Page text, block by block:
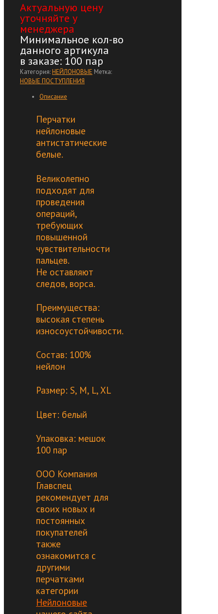
Актуальную цену
уточняйте у
менеджера
Минимальное кол-во
данного артикула
в заказе: 100 пар
Категория:НЕЙЛОНОВЫЕ Метка:
НОВЫЕ ПОСТУПЛЕНИЯ
Описание
Перчатки
нейлоновые
антистатические
белые.
Великолепно
подходят для
проведения
операций,
требующих
повышенной
чувствительности
пальцев.
Не оставляют
следов, ворса.
Преимущества:
высокая степень
износоустойчивости.
Состав: 100%
нейлон
Размер: S, M, L, XL
Цвет: белый
Упаковка: мешок
100 пар
ООО Компания
Главспец
рекомендует для
своих новых и
постоянных
покупателей
также
ознакомится с
другими
перчатками
категории
Нейлоновые